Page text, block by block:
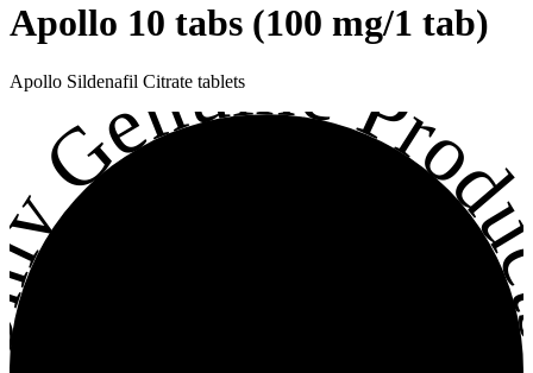
Apollo 10 tabs (100 mg/1 tab)
Apollo Sildenafil Citrate tablets
Genuine